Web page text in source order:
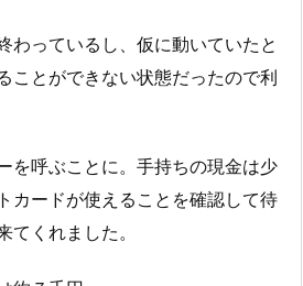
わっているし、仮に動いていたと
ことができない状態だったので利
を呼ぶことに。手持ちの現金は少
カードが使えることを確認して待
てくれました。